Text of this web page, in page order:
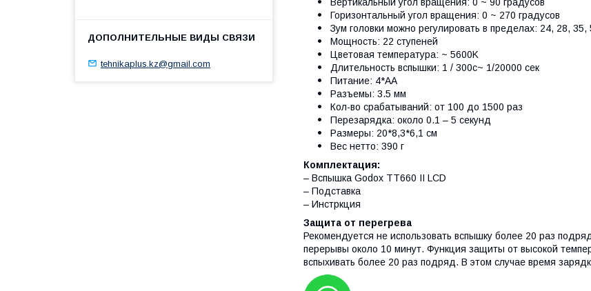
Горизонтальный угол вращения: 0 ~ 270 градусов
Зум головки можно регулировать в пределах: 24, 28,
Мощность: 22 ступеней
Цветовая температура: ~ 5600K
Длительность вспышки: 1 / 300с~ 1/20000 сек
Питание: 4*AA
Разъемы: 3.5 мм
Кол-во срабатываний: от 100 до 1500 раз
Перезарядка: около 0.1 – 5 секунд
Размеры: 20*8,3*6,1 см
Вес нетто: 390 г
Комплектация:
– Вспышка Godox TT660 II LCD
– Подставка
– Инстркция
Защита от перегрева
Рекомендуется не использовать вспышку более 20 раз
перерывы около 10 минут. Функция защиты от высокой
вспыхивать более 20 раз подряд. В этом случае время
tehnikaplus.kz@gmail.com